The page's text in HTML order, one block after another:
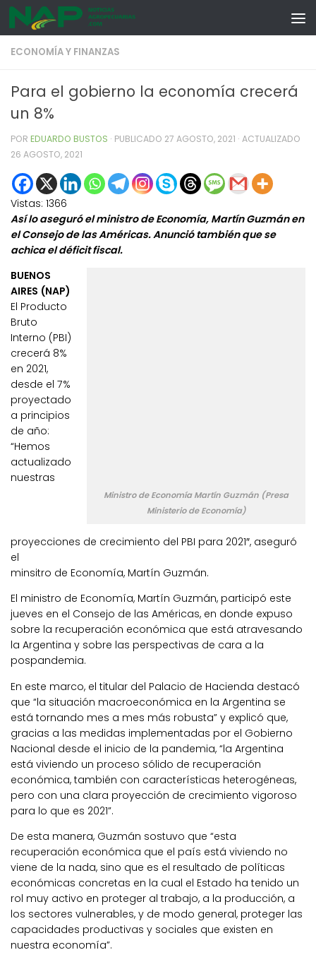
Skip to content
ECONOMÍA Y FINANZAS
Para el gobierno la economía crecerá
un 8%
POR EDUARDO BUSTOS · PUBLICADO 27 AGOSTO, 2021 · ACTUALIZADO
26 AGOSTO, 2021
Vistas: 1366
Así lo aseguró el ministro de Economía, Martín Guzmán en
el Consejo de las Américas. Anunció también que se
achica el déficit fiscal.
Ministro de Economía Martín Guzmán (Presa
Ministerio de Economía)
BUENOS
AIRES (NAP)
El Producto
Bruto
Interno (PBI)
crecerá 8%
en 2021,
desde el 7%
proyectado
a principios
de año:
“Hemos
actualizado
nuestras
proyecciones de crecimiento del PBI para 2021″, aseguró
el
minsitro de Economía, Martín Guzmán.
El ministro de Economía, Martín Guzmán, participó este
jueves en el Consejo de las Américas, en donde expuso
sobre la recuperación económica que está atravesando
la Argentina y sobre las perspectivas de cara a la
pospandemia.
En este marco, el titular del Palacio de Hacienda destacó
que “la situación macroeconómica en la Argentina se
está tornando mes a mes más robusta” y explicó que,
gracias a las medidas implementadas por el Gobierno
Nacional desde el inicio de la pandemia, “la Argentina
está viviendo un proceso sólido de recuperación
económica, también con características heterogéneas,
pero con una clara proyección de crecimiento vigoroso
para lo que es 2021”.
De esta manera, Guzmán sostuvo que “esta
recuperación económica que el país está viviendo no
viene de la nada, sino que es el resultado de políticas
económicas concretas en la cual el Estado ha tenido un
rol muy activo en proteger al trabajo, a la producción, a
los sectores vulnerables, y de modo general, proteger las
capacidades productivas y sociales que existen en
nuestra economía”.